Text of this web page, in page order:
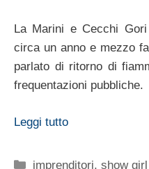
La Marini e Cecchi
circa un anno e mezzo
parlato di ritorno di
frequentazioni pubbliche.
Leggi tutto
Categorie
imprenditori,show girl